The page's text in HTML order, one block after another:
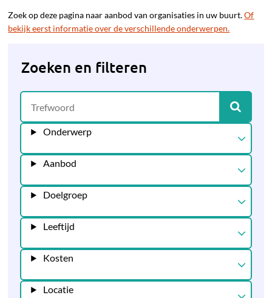
Zoek op deze pagina naar aanbod van organisaties in uw buurt.Of
bekijk eerst informatie over de verschillende onderwerpen.
Zoeken en filteren
Onderwerp
Aanbod
Doelgroep
Leeftijd
Kosten
Locatie